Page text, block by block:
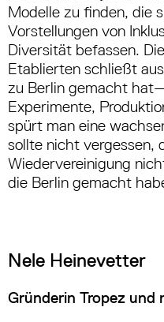
Modelle zu finden, die
Vorstellungen von
Diversität befassen.
Etablierten schließt
zu Berlin gemacht
Experimente,
spürt man eine
sollte nicht vergessen,
Wiedervereinigung
die Berlin gemacht
Nele Heinevetter
Gründerin Tropez und